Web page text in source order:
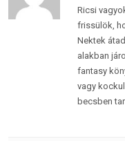
Ricsi
frissülök,
Nektek
alakban
fantasy
vagy
becsben